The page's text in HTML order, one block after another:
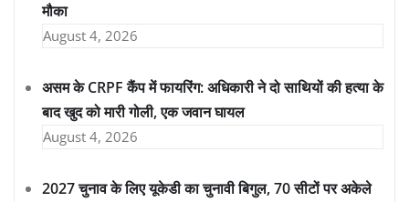
मौका
August 4, 2026
असम के CRPF कैंप में फायरिंग: अधिकारी ने दो साथियों की हत्या के
बाद खुद को मारी गोली, एक जवान घायल
August 4, 2026
2027 चुनाव के लिए यूकेडी का चुनावी बिगुल, 70 सीटों पर अकेले